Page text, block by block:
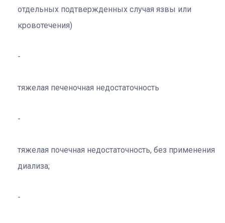
отдельных подтвержденных случая язвы или
кровотечения)
тяжелая печеночная недостаточность
тяжелая почечная недостаточность, без применения
диализа;